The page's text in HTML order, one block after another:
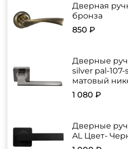
Дверная
бронза
850 ₽
Дверные
silver pal-
матовый
1 080 ₽
Дверные
AL Цвет-